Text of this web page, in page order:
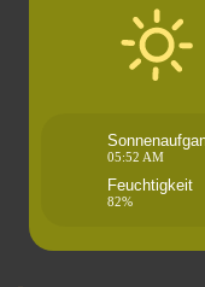
05:52 AM
Feuchtigkeit
82%